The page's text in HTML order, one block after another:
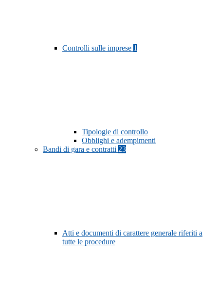
Controlli sulle imprese 1
Tipologie di controllo
Obblighi e adempimenti
Bandi di gara e contratti 23
Atti e documenti di carattere generale riferiti a
tutte le procedure